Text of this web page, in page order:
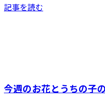
記事を読む
今週のお花とうちの子